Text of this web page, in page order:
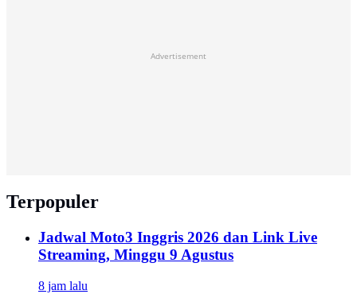
Advertisement
Terpopuler
Jadwal Moto3 Inggris 2026 dan Link Live
Streaming, Minggu 9 Agustus
8 jam lalu